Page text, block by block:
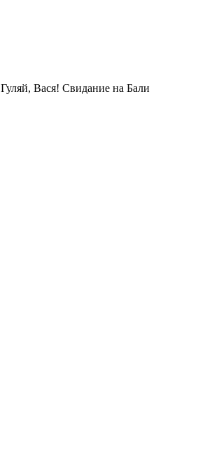
Гуляй, Вася! Свидание на Бали